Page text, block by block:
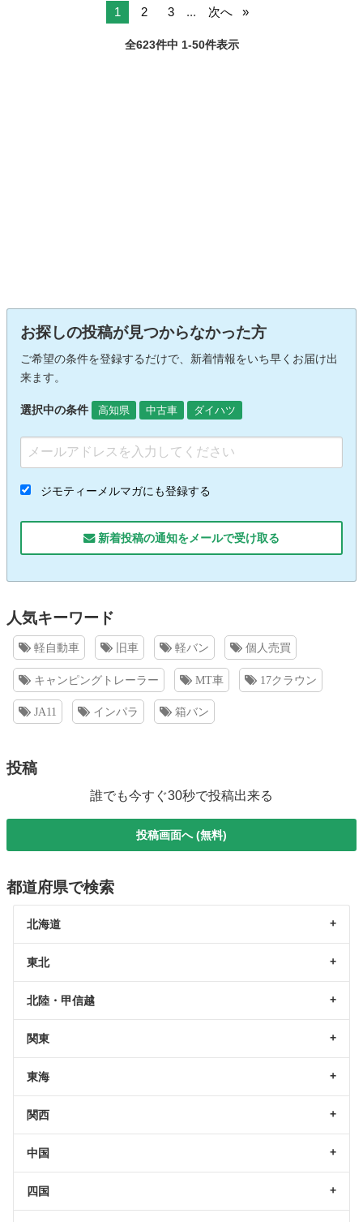
1 2 3 ... 次へ
全623件中 1-50件表示
お探しの投稿が見つからなかった方
ご希望の条件を登録するだけで、新着情報をいち早くお届け出
来ます。
選択中の条件 高知県 中古車 ダイハツ
ジモティーメルマガにも登録する
新着投稿の通知をメールで受け取る
人気キーワード
軽自動車 旧車 軽バン 個人売買
キャンピングトレーラー MT車 17クラウン
JA11 インパラ 箱バン
投稿
誰でも今すぐ30秒で投稿出来る
投稿画面へ (無料)
都道府県で検索
北海道
東北
北陸・甲信越
関東
東海
関西
中国
四国